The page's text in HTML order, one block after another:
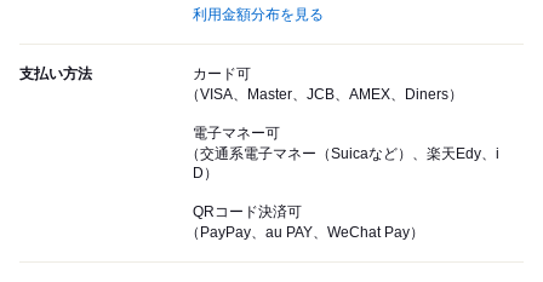
利用金額分布を見る
支払い方法
カード可
（VISA、Master、JCB、AMEX、Diners）
電子マネー可
（交通系電子マネー（Suicaなど）、楽天Edy、i
D）
QRコード決済可
（PayPay、au PAY、WeChat Pay）